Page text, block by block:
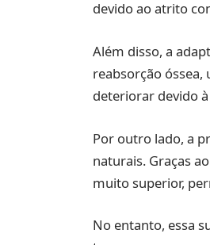
devido ao atrito
Além disso, a
reabsorção
deteriorar devido
Por outro lado, a
naturais. Graças
muito superior,
No entanto, essa